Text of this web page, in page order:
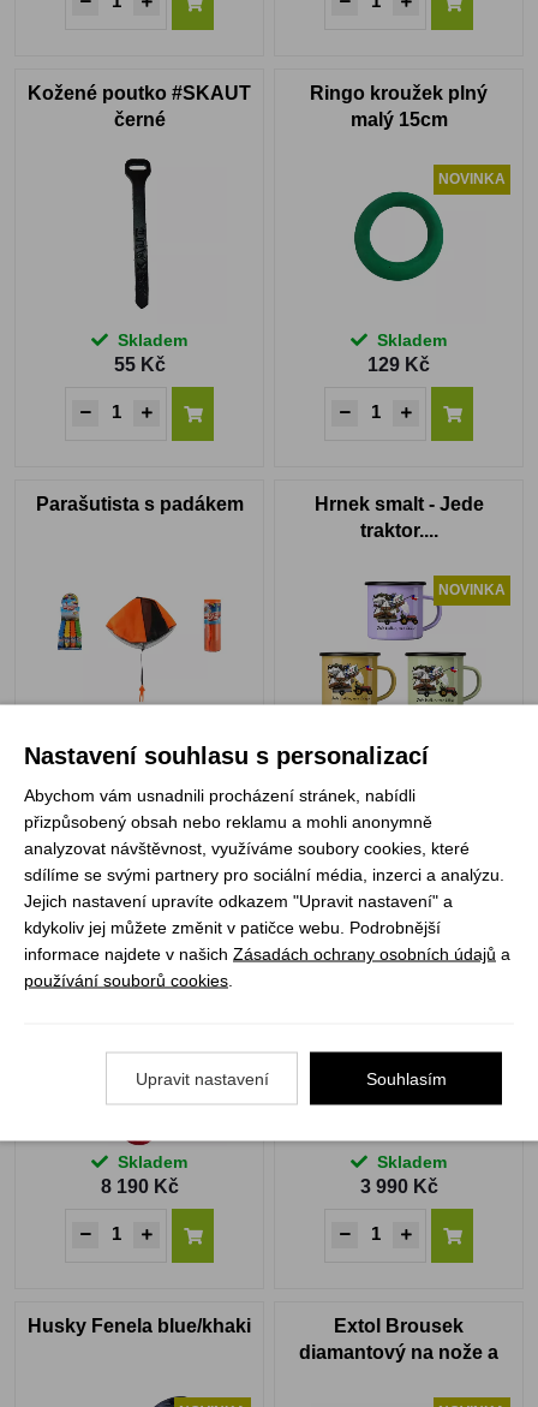
Kožené poutko #SKAUT
černé
Skladem
55 Kč
Ringo kroužek plný
malý 15cm
NOVINKA
Skladem
129 Kč
Parašutista s padákem
Skladem
Hrnek smalt - Jede
traktor....
NOVINKA
Skladem
VYBRAT VARIANTU
Warmpeace Viking 900
195 R red/grey/black
Skladem
8 190 Kč
blue/turquoise
Skladem
3 990 Kč
Husky Fenela blue/khaki
Extol Brousek
diamantový na nože a
Nastavení souhlasu s personalizací
Abychom vám usnadnili procházení stránek, nabídli
přizpůsobený obsah nebo reklamu a mohli anonymně
analyzovat návštěvnost, využíváme soubory cookies, které
sdílíme se svými partnery pro sociální média, inzerci a analýzu.
Jejich nastavení upravíte odkazem "Upravit nastavení" a
kdykoliv jej můžete změnit v patičce webu. Podrobnější
informace najdete v našich Zásadách ochrany osobních údajů a
používání souborů cookies
Upravit nastavení Souhlasím